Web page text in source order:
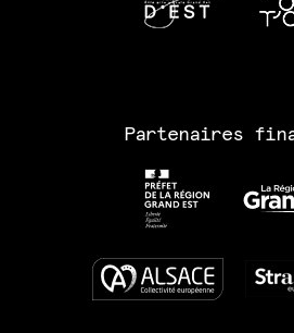
Partenaires